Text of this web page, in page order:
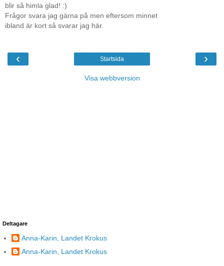
blir så himla glad! :)
Frågor svara jag gärna på men eftersom minnet
ibland är kort så svarar jag här.
‹ ›
Startsida
Visa webbversion
Deltagare
Anna-Karin, Landet Krokus
Anna-Karin, Landet Krokus